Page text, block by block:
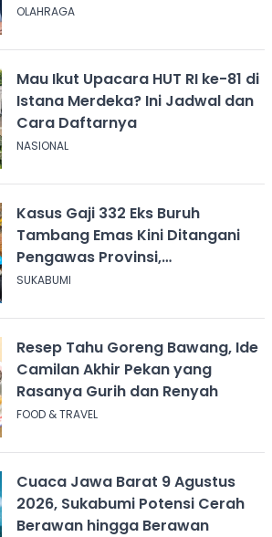
OLAHRAGA
Mau Ikut Upacara HUT RI ke-81 di
Istana Merdeka? Ini Jadwal dan
Cara Daftarnya
NASIONAL
Kasus Gaji 332 Eks Buruh
Tambang Emas Kini Ditangani
Pengawas Provinsi,
Disnakertrans Sukabumi Terus
SUKABUMI
Resep Tahu Goreng Bawang, Ide
Camilan Akhir Pekan yang
Rasanya Gurih dan Renyah
FOOD & TRAVEL
Cuaca Jawa Barat 9 Agustus
2026, Sukabumi Potensi Cerah
Berawan hingga Berawan